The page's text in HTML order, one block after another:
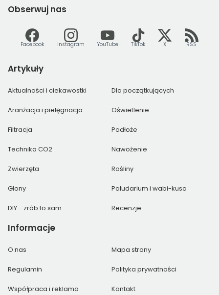
Obserwuj nas
Facebook Instagram YouTube TikTok X RSS
Artykuły
Aktualności i ciekawostki Dla początkujących
Aranżacja i pielęgnacja Oświetlenie
Filtracja Podłoże
Technika CO2 Nawożenie
Zwierzęta Rośliny
Glony Paludarium i wabi-kusa
DIY - zrób to sam Recenzje
Informacje
O nas Mapa strony
Regulamin Polityka prywatności
Współpraca i reklama Kontakt